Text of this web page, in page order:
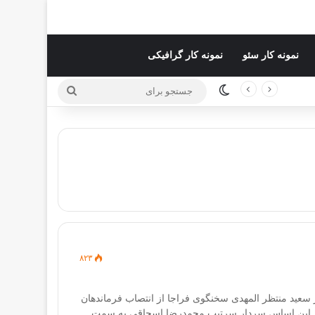
نمونه کار سئو نمونه کار گرافیکی
تغییر پوسته جستجو
۸۲۳
منتظر المهدی سخنگوی فراجا از انتصاب فرماندهان